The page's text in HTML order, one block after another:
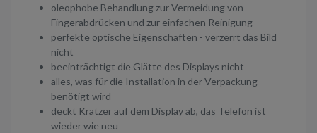
oleophobe Behandlung zur Vermeidung von
Fingerabdrücken und zur einfachen Reinigung
perfekte optische Eigenschaften - verzerrt das Bild
nicht
beeinträchtigt die Glätte des Displays nicht
alles, was für die Installation in der Verpackung
benötigt wird
deckt Kratzer auf dem Display ab, das Telefon ist
wieder wie neu